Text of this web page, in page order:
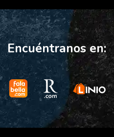
Encuéntranos en: